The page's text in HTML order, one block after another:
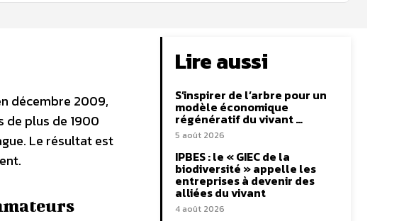
décembre 2009,
de plus de 1900
Le résultat est
Lire aussi
S’inspirer de l’arbre pour un
modèle économique
régénératif du vivant …
5 août 2026
IPBES : le « GIEC de la
biodiversité » appelle les
entreprises à devenir des
alliées du vivant
4 août 2026